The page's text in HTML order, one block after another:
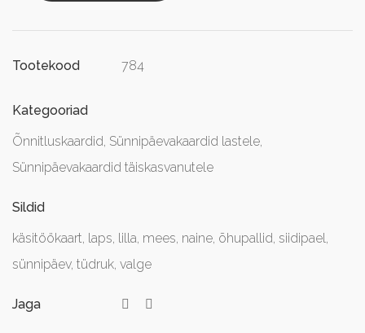
Tootekood 784
Kategooriad
Õnnitluskaardid, Sünnipäevakaardid lastele,
Sünnipäevakaardid täiskasvanutele
Sildid
käsitöökaart, laps, lilla, mees, naine, õhupallid, siidipael,
sünnipäev, tüdruk, valge
Jaga